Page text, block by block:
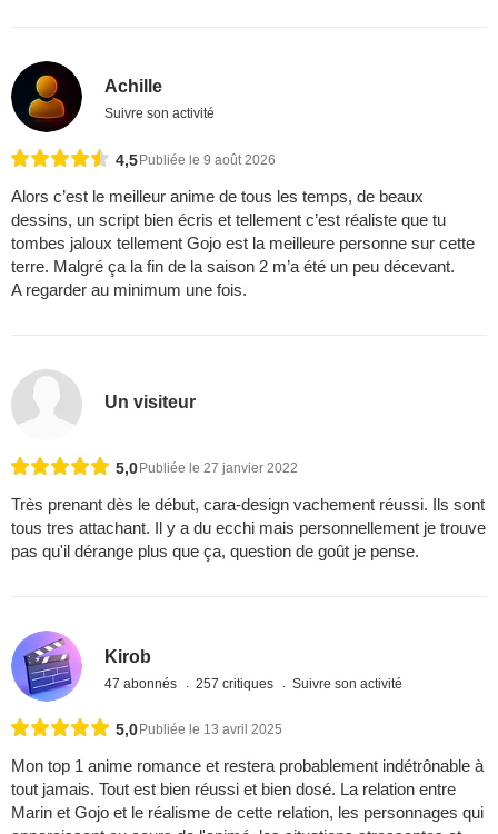
Achille
Suivre son activité
4,5Publiée le 9 août 2026
Alors c’est le meilleur anime de tous les temps, de beaux
dessins, un script bien écris et tellement c’est réaliste que tu
tombes jaloux tellement Gojo est la meilleure personne sur cette
terre. Malgré ça la fin de la saison 2 m’a été un peu décevant.
A regarder au minimum une fois.
Un visiteur
5,0 Publiée le 27 janvier 2022
Très prenant dès le début, cara-design vachement réussi. Ils sont
tous tres attachant. Il y a du ecchi mais personnellement je trouve
pas qu'il dérange plus que ça, question de goût je pense.
Kirob
47 abonnés 257 critiques Suivre son activité
5,0 Publiée le 13 avril 2025
Mon top 1 anime romance et restera probablement indétrônable à
tout jamais. Tout est bien réussi et bien dosé. La relation entre
Marin et Gojo et le réalisme de cette relation, les personnages qui